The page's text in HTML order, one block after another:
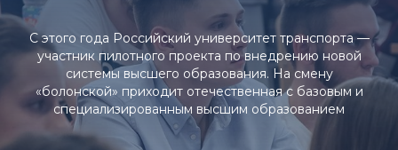
С этого года Российский университет транспорта —
участник пилотного проекта по внедрению новой
системы высшего образования. На смену
«болонской» приходит отечественная с базовым и
специализированным высшим образованием